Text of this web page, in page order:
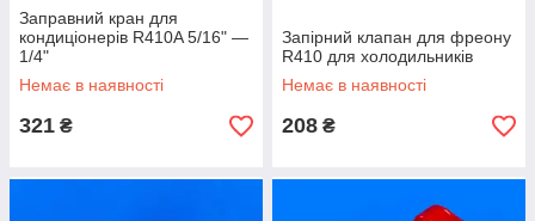
Заправний кран для
кондиціонерів R410A 5/16" —
1/4"
Немає в наявності
321 ₴
Запірний клапан для фреону
R410 для холодильників
Немає в наявності
208 ₴